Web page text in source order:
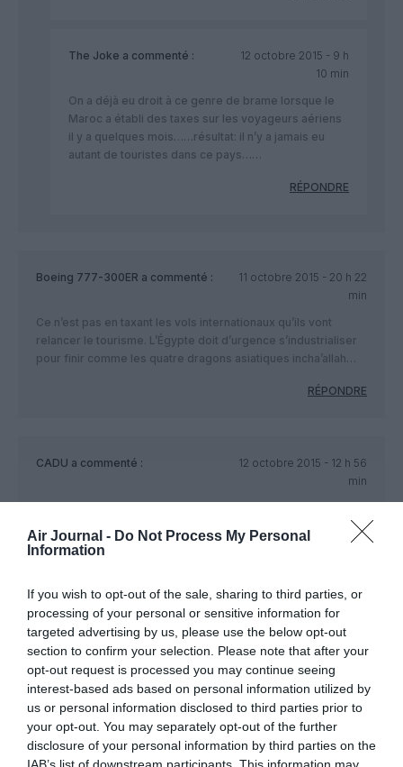
Air Journal - Do Not Process My Personal
Information
If you wish to opt-out of the sale, sharing to third parties, or
processing of your personal or sensitive information for
targeted advertising by us, please use the below opt-out
section to confirm your selection. Please note that after your
opt-out request is processed you may continue seeing
interest-based ads based on personal information utilized by
us or personal information disclosed to third parties prior to
your opt-out. You may separately opt-out of the further
disclosure of your personal information by third parties on the
The Joke a commenté :
12 octobre 2015 - 9 h
10 min
On a déjà eu droit à ce genre de brame lorsque le
Maroc a établi des taxes sur les voyageurs aériens
il y a quelques mois……résultat: il n’y a jamais eu
autant de touristes dans ce pays……
RÉPONDRE
Boeing 777-300ER a commenté :
11 octobre 2015 - 20 h 22
min
Ce n’est pas en taxant les vols internationaux qu’ils vont
relancer le tourisme. L’Égypte doit d’urgence s’industrialiser
pour finir comme les quatre dragons asiatiques incha’allah…
RÉPONDRE
CADU a commenté :
12 octobre 2015 - 12 h 56
min
mer rouge par les compagnies européennes (Transavia, Tui
fly, EasyJet..)
superyoda86a commenté :
12 octobre 2015 - 18 h 04
Ils sont intelligents les Égyptiens !!! Pour booster le tourisme
qui va déjà très mal chez eux, ils augmentent les taxes des
aéroports sur les vols internationaux ! De toute façon, c’est un
pays sans intérêt mis a part la période antique et le